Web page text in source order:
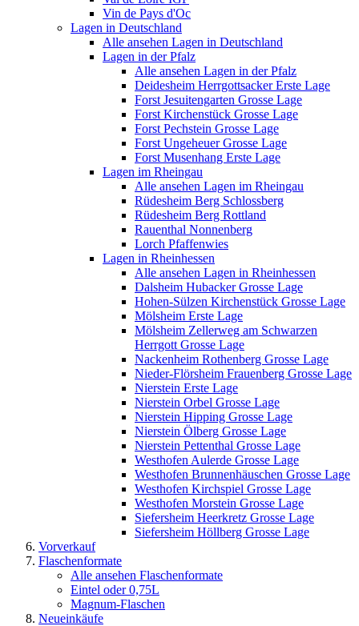
Vin de Pays d'Oc
Lagen in Deutschland
Alle ansehen Lagen in Deutschland
Lagen in der Pfalz
Alle ansehen Lagen in der Pfalz
Deidesheim Herrgottsacker Erste Lage
Forst Jesuitengarten Grosse Lage
Forst Kirchenstück Grosse Lage
Forst Pechstein Grosse Lage
Forst Ungeheuer Grosse Lage
Forst Musenhang Erste Lage
Lagen im Rheingau
Alle ansehen Lagen im Rheingau
Rüdesheim Berg Schlossberg
Rüdesheim Berg Rottland
Rauenthal Nonnenberg
Lorch Pfaffenwies
Lagen in Rheinhessen
Alle ansehen Lagen in Rheinhessen
Dalsheim Hubacker Grosse Lage
Hohen-Sülzen Kirchenstück Grosse Lage
Mölsheim Erste Lage
Mölsheim Zellerweg am Schwarzen
Herrgott Grosse Lage
Nackenheim Rothenberg Grosse Lage
Nieder-Flörsheim Frauenberg Grosse Lage
Nierstein Erste Lage
Nierstein Orbel Grosse Lage
Nierstein Hipping Grosse Lage
Nierstein Ölberg Grosse Lage
Nierstein Pettenthal Grosse Lage
Westhofen Aulerde Grosse Lage
Westhofen Brunnenhäuschen Grosse Lage
Westhofen Kirchspiel Grosse Lage
Westhofen Morstein Grosse Lage
Siefersheim Heerkretz Grosse Lage
Siefersheim Höllberg Grosse Lage
Vorverkauf
Flaschenformate
Alle ansehen Flaschenformate
Eintel oder 0,75L
Magnum-Flaschen
Neueinkäufe